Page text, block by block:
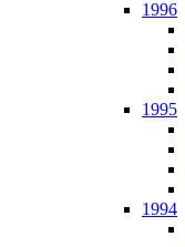
1996
1995
1994